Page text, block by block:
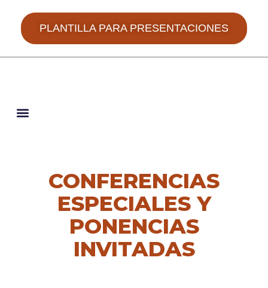
PLANTILLA PARA PRESENTACIONES
CONFERENCIAS
ESPECIALES Y
PONENCIAS
INVITADAS